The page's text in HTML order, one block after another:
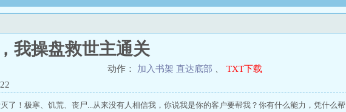
我操盘救世主通关
动作： 加入书架 直达底部
TXT下载
了！极寒、饥荒、丧尸...从来没有人相信我，你说我是你的客户要帮我？你有什么能力，凭什么帮